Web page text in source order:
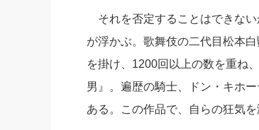
それを否定することはできない
が浮かぶ。歌舞伎の二代目松本
を掛け、1200回以上の数を重ね
男』。遍歴の騎士、ドン・キホ
ある。この作品で、自らの狂気